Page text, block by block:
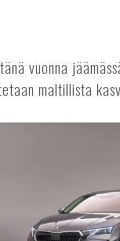
vuonna
maltillista